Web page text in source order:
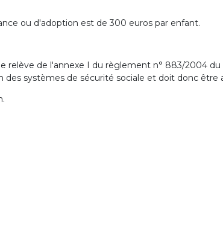
ou d'adoption est de 300 euros par enfant.
relève de l'annexe I du règlement n° 883/2004
des systèmes de sécurité sociale et doit donc être